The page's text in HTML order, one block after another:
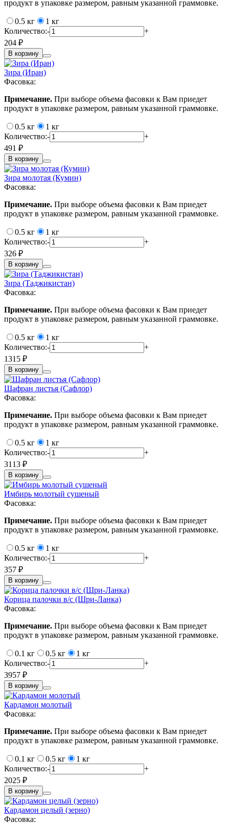
продукт в упаковке размером, равным указанной граммовке.
0.5 кг
1 кг
Количество:-
+
204 ₽
В корзину
Зира (Иран)
Фасовка:
Примечание. При выборе объема фасовки к Вам приедет
продукт в упаковке размером, равным указанной граммовке.
0.5 кг
1 кг
Количество:-
+
491 ₽
В корзину
Зира молотая (Кумин)
Фасовка:
Примечание. При выборе объема фасовки к Вам приедет
продукт в упаковке размером, равным указанной граммовке.
0.5 кг
1 кг
Количество:-
+
326 ₽
В корзину
Зира (Таджикистан)
Фасовка:
Примечание. При выборе объема фасовки к Вам приедет
продукт в упаковке размером, равным указанной граммовке.
0.5 кг
1 кг
Количество:-
+
1315 ₽
В корзину
Шафран листья (Сафлор)
Фасовка:
Примечание. При выборе объема фасовки к Вам приедет
продукт в упаковке размером, равным указанной граммовке.
0.5 кг
1 кг
Количество:-
+
3113 ₽
В корзину
Имбирь молотый сушеный
Фасовка:
Примечание. При выборе объема фасовки к Вам приедет
продукт в упаковке размером, равным указанной граммовке.
0.5 кг
1 кг
Количество:-
+
357 ₽
В корзину
Корица палочки в/c (Шри-Ланка)
Фасовка:
Примечание. При выборе объема фасовки к Вам приедет
продукт в упаковке размером, равным указанной граммовке.
0.1 кг 0.5 кг
1 кг
Количество:-
+
3957 ₽
В корзину
Кардамон молотый
Фасовка:
Примечание. При выборе объема фасовки к Вам приедет
продукт в упаковке размером, равным указанной граммовке.
0.1 кг 0.5 кг
1 кг
Количество:-
+
2025 ₽
В корзину
Кардамон целый (зерно)
Фасовка: